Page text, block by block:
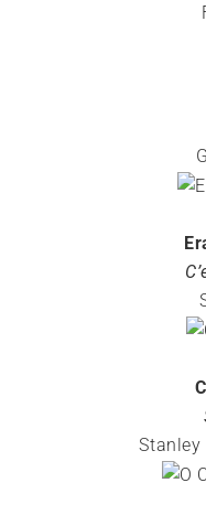
Stanley